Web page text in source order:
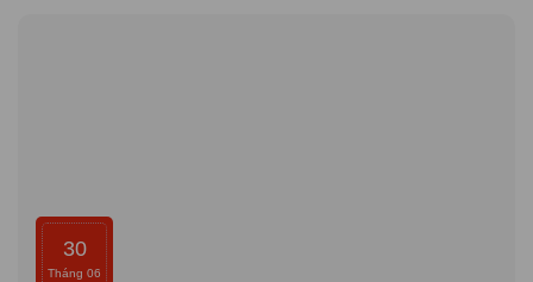
30
Tháng 06